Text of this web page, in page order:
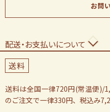
お問
配送・お支払いについて
送料
送料は全国一律720円(常温便)/
のご注文で一律330円、税込み